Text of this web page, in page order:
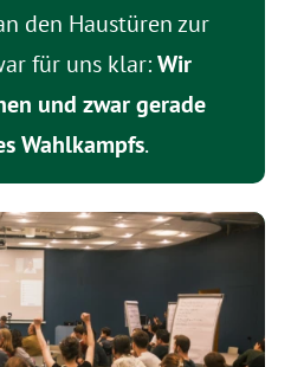
den Haustüren zur
für uns klar:Wir
und zwar gerade
Wahlkampfs.